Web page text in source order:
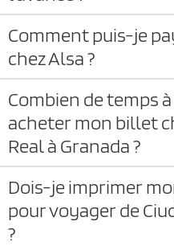
Comment puis-je
chez Alsa ?
Combien de temps
acheter mon billet
Real à Granada ?
Dois-je imprimer
pour voyager de
?